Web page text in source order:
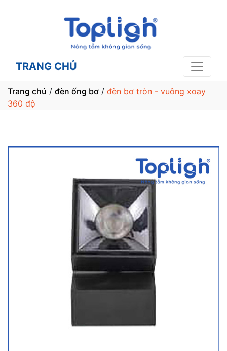
TRANG CHỦ
Trang chủ / đèn ống bơ / đèn bơ tròn - vuông xoay
360 độ